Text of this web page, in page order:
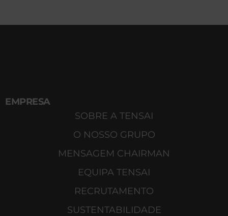
EMPRESA
SOBRE A TENSAI
O NOSSO GRUPO
MENSAGEM CHAIRMAN
EQUIPA TENSAI
RECRUTAMENTO
SUSTENTABILIDADE